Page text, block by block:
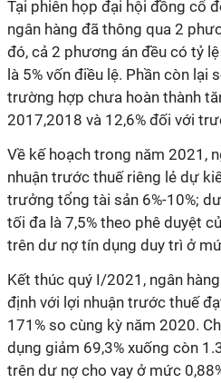
Tại phiên họp đại hội đồng cổ
ngân hàng đã thông qua 2
đó, cả 2 phương án đều có tỷ
là 5% vốn điều lệ. Phần còn lại
trường hợp chưa hoàn thành
2017,2018 và 12,6% đối với
Về kế hoạch trong năm 2021,
nhuận trước thuế riêng lẻ dự
trưởng tổng tài sản 6%-10%;
tối đa là 7,5% theo phê duyệt
trên dư nợ tín dụng duy trì ở
Kết thúc quý I/2021, ngân
định với lợi nhuận trước thuế
171% so cùng kỳ năm 2020.
dụng giảm 69,3% xuống còn
trên dư nợ cho vay ở mức